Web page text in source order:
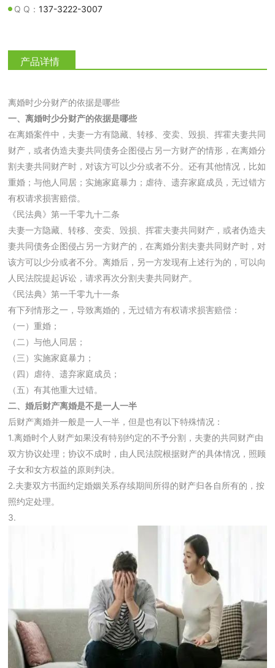
Q Q：137-3222-3007
产品详情
离婚时少分财产的依据是哪些
一、离婚时少分财产的依据是哪些
在离婚案件中，夫妻一方有隐藏、转移、变卖、毁损、挥霍夫妻共同
财产，或者伪造夫妻共同债务企图侵占另一方财产的情形，在离婚分
割夫妻共同财产时，对该方可以少分或者不分。还有其他情况，比如
重婚；与他人同居；实施家庭暴力；虐待、遗弃家庭成员，无过错方
有权请求损害赔偿。
《民法典》第一千零九十二条
夫妻一方隐藏、转移、变卖、毁损、挥霍夫妻共同财产，或者伪造夫
妻共同债务企图侵占另一方财产的，在离婚分割夫妻共同财产时，对
该方可以少分或者不分。离婚后，另一方发现有上述行为的，可以向
人民法院提起诉讼，请求再次分割夫妻共同财产。
《民法典》第一千零九十一条
有下列情形之一，导致离婚的，无过错方有权请求损害赔偿：
（一）重婚；
（二）与他人同居；
（三）实施家庭暴力；
（四）虐待、遗弃家庭成员；
（五）有其他重大过错。
二、婚后财产离婚是不是一人一半
后财产离婚并一般是一人一半，但是也有以下特殊情况：
1.离婚时个人财产如果没有特别约定的不予分割，夫妻的共同财产由
双方协议处理；协议不成时，由人民法院根据财产的具体情况，照顾
子女和女方权益的原则判决。
2.夫妻双方书面约定婚姻关系存续期间所得的财产归各自所有的，按
照约定处理。
3.